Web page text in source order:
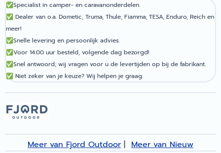
✅Specialist in camper- en caravanonderdelen.
✅ Dealer van o.a. Dometic, Truma, Thule, Fiamma, TESA, Enduro, Reich en
meer!
✅Snelle levering en persoonlijk advies.
✅Voor 14:00 uur besteld, volgende dag bezorgd!
✅Snel antwoord; wij vragen voor u de levertijden op bij de fabrikant.
✅ Niet zeker van je keuze? Wij helpen je graag.
Meer van Fjord Outdoor | Meer van Nieuw